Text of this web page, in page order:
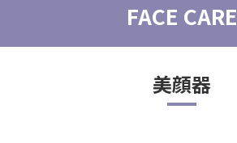
FACE CARE
美顔器